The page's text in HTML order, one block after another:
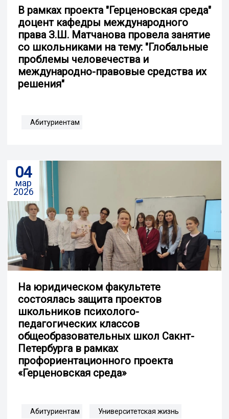
В рамках проекта "Герценовская среда"
доцент кафедры международного
права З.Ш. Матчанова провела занятие
со школьниками на тему: "Глобальные
проблемы человечества и
международно-правовые средства их
решения"
Абитуриентам
04
мар
2026
На юридическом факультете
состоялась защита проектов
школьников психолого-
педагогических классов
общеобразовательных школ Сакнт-
Петербурга в рамках
профориентационного проекта
«Герценовская среда»
Абитуриентам Университетская жизнь